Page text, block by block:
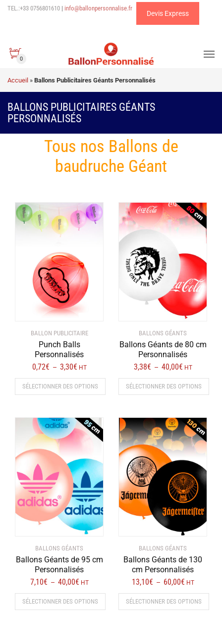
TEL.:+33 0756801610 | info@ballonpersonnalise.fr
Devis Express
0
Accueil » Ballons Publicitaires Géants Personnalisés
BALLONS PUBLICITAIRES GÉANTS
PERSONNALISÉS
Tous nos Ballons de
baudruche Géant
BALLON PUBLICITAIRE
Punch Balls
Personnalisés
0,72€ – 3,30€Plage
de
prix :
0,72€
3,30€
HT
SÉLECTIONNER DES OPTIONS
a
plusieurs
variations.
Les
options
peuvent
choisies
sur
du
produit
BALLONS GÉANTS
Ballons Géants de 80 cm
Personnalisés
3,38€ – 40,00€Plage
de
prix :
3,38€
40,00€
HT
SÉLECTIONNER DES OPTIONS
a
plusieurs
variations.
Les
options
peuvent
être
choisies
sur
la
du
produit
BALLONS GÉANTS
Ballons Géants de 95 cm
Personnalisés
7,10€ – 40,00€Plage
de
prix :
7,10€
HT
SÉLECTIONNER DES OPTIONS
BALLONS GÉANTS
Ballons Géants de 130
cm Personnalisés
13,10€ – 60,00€Plage
de
prix :
13,10€
HT
SÉLECTIONNER DES OPTIONS